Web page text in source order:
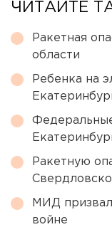
ЧИТАЙТЕ
Ракетная
области
Ребенка на
Ракетную
МИД призвал
войне